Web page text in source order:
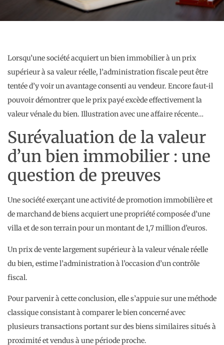
Lorsqu’une société acquiert un bien immobilier à un prix
supérieur à sa valeur réelle, l’administration fiscale peut être
tentée d’y voir un avantage consenti au vendeur. Encore faut-il
pouvoir démontrer que le prix payé excède effectivement la
valeur vénale du bien. Illustration avec une affaire récente…
Surévaluation de la valeur
d’un bien immobilier : une
question de preuves
Une société exerçant une activité de promotion immobilière et
de marchand de biens acquiert une propriété composée d’une
villa et de son terrain pour un montant de 1,7 million d’euros.
Un prix de vente largement supérieur à la valeur vénale réelle
du bien, estime l’administration à l’occasion d’un contrôle
fiscal.
Pour parvenir à cette conclusion, elle s’appuie sur une méthode
classique consistant à comparer le bien concerné avec
plusieurs transactions portant sur des biens similaires situés à
proximité et vendus à une période proche.